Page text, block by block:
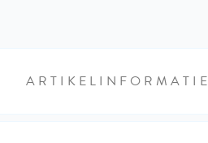
ARTIKELINFORMATIE